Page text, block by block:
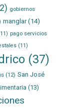
gobiernos
manglar(14)
pago servicios
(11)
(37)
(12) San José
(13)